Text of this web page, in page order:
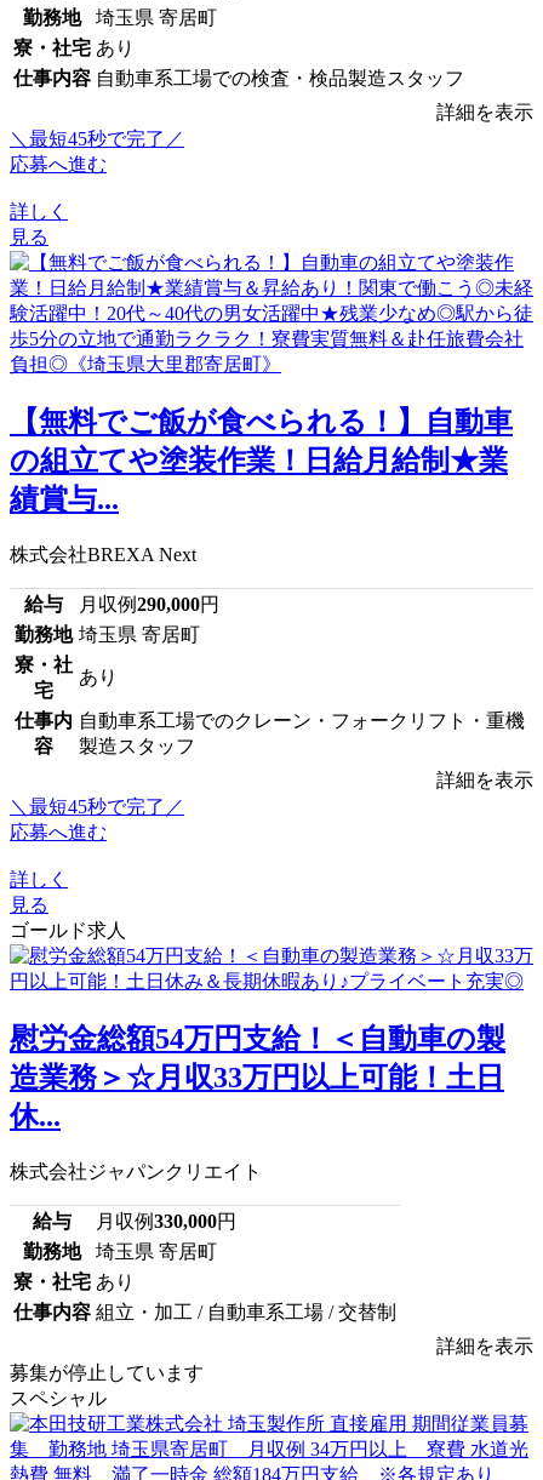
勤務地
埼玉県 寄居町
寮・社宅 あり
仕事内容 自動車系工場での検査・検品製造スタッフ
詳細を表示
＼最短45秒で完了／
応募へ進む
詳しく
見る
【無料でご飯が食べられる！】自動車
の組立てや塗装作業！日給月給制★業
績賞与...
株式会社BREXA Next
給与 月収例290,000円
勤務地 埼玉県 寄居町
寮・社
宅
あり
仕事内
容
自動車系工場でのクレーン・フォークリフト・重機
製造スタッフ
詳細を表示
＼最短45秒で完了／
応募へ進む
詳しく
見る
ゴールド求人
慰労金総額54万円支給！＜自動車の製
造業務＞☆月収33万円以上可能！土日
休...
株式会社ジャパンクリエイト
給与 月収例330,000円
勤務地
埼玉県 寄居町
寮・社宅 あり
仕事内容 組立・加工 / 自動車系工場 / 交替制
詳細を表示
募集が停止しています
スペシャル